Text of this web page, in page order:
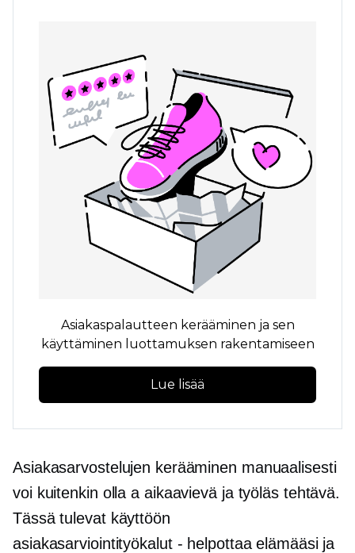
Asiakaspalautteen kerääminen ja sen
käyttäminen luottamuksen rakentamiseen
Lue lisää
Asiakasarvostelujen kerääminen manuaalisesti
voi kuitenkin olla a aikaavieväja työläs tehtävä.
Tässä tulevat käyttöön
asiakasarviointityökalut - helpottaa elämääsi ja